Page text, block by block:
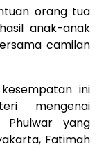
orang tua
anak-anak
camilan
ini
mengenai
yang
Fatimah